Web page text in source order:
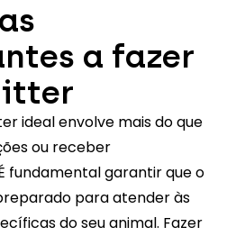
a fazer
ideal envolve mais do que
ou receber
fundamental garantir que o
para atender às
do seu animal. Fazer